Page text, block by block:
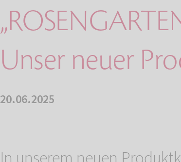
Unser neuer
20.06.2025